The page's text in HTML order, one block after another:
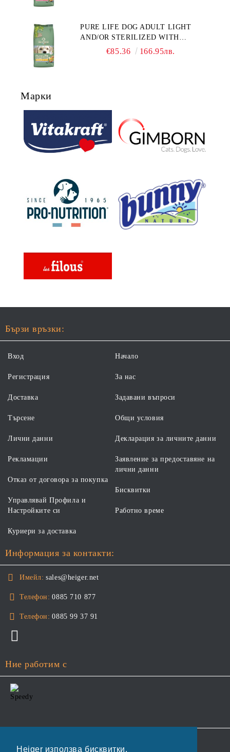
Heiger използва бисквитки.
НАД 1 ГОДИНА. БЕЗ ЗЪРНО, БЕЗ
ГЛУТЕН. ПРОИЗВЕДЕНА ВЪВ
ФРАНЦИЯ.
PURE LIFE DOG ADULT LIGHT
AND/OR STERILIZED WITH
CHICKEN 12 КГ - ПЪЛНОЦЕННА
ГОДИНА, С ПИЛЕ. БЕЗ ЗЪРНО, БЕЗ
ГЛУТЕН. ПРОИЗВОДСТВО
ФРАНЦИЯ.
€85.36 166.95лв.
Марки
Бързи връзки:
Вход
Регистрация
Доставка
Търсене
Начало
За нас
Задавани въпроси
Общи условия
Лични данни
Рекламации
Отказ от договора за покупка
Управлявай Профила и
Настройките си
Декларация за личните данни
Заявление за предоставяне на
лични данни
Бисквитки
Работно време
Куриери за доставка
Информация за контакти:
Имейл: sales@heiger.net
Телефон: 0885 710 877
Телефон: 0885 99 37 91
Ние работим с